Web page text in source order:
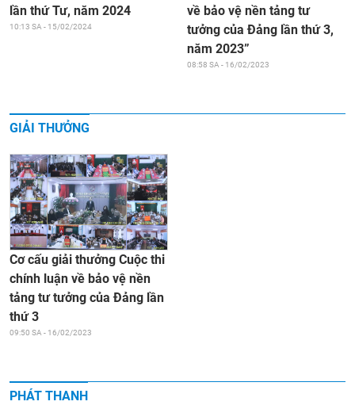
lần thứ Tư, năm 2024
10:13 SA - 15/02/2024
về bảo vệ nền tảng tư
tưởng của Đảng lần thứ 3,
năm 2023”
08:58 SA - 16/02/2023
GIẢI THƯỞNG
Cơ cấu giải thưởng Cuộc thi
chính luận về bảo vệ nền
tảng tư tưởng của Đảng lần
thứ 3
09:50 SA - 16/02/2023
PHÁT THANH